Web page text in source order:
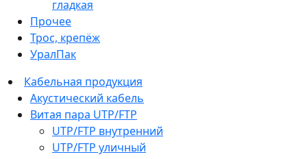
гладкая
Прочее
Трос, крепёж
УралПак
Кабельная продукция
Акустический кабель
Витая пара UTP/FTP
UTP/FTP внутренний
UTP/FTP уличный